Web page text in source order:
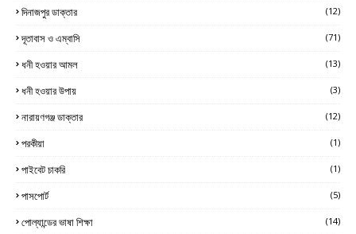
দিনাজপুর ডাক্তার (12)
দূতাবাস ও এম্বাসি (71)
ধনী হওয়ার আমল (13)
ধনী হওয়ার উপায় (3)
নারায়ণগঞ্জ ডাক্তার (12)
পরকীয়া (1)
পাইবেট চাকরি (1)
পাসপোর্ট (5)
পোল্যান্ডের ভাষা শিক্ষা (14)